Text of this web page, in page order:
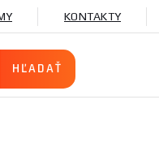
KONTAKTY